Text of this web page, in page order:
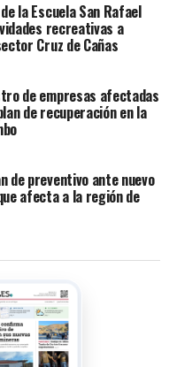
la Escuela San Rafael
recreativas a
Cruz de Cañas
de empresas afectadas
de recuperación en la
de preventivo ante nuevo
afecta a la región de